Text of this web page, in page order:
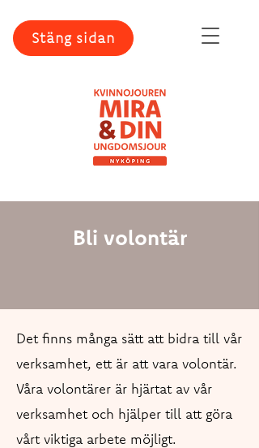
Stäng sidan
Bli volontär
Det finns många sätt att bidra till vår
verksamhet, ett är att vara volontär.
Våra volontärer är hjärtat av vår
verksamhet och hjälper till att göra
vårt viktiga arbete möjligt.